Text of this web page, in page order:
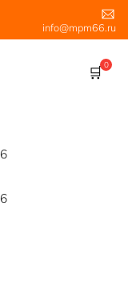
info@mpm66.ru
0